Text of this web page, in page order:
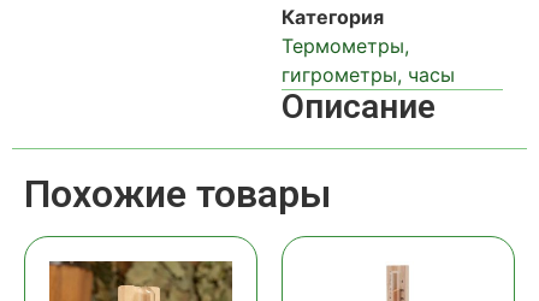
Категория
Термометры,
гигрометры, часы
Описание
Похожие товары